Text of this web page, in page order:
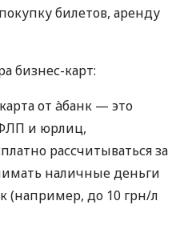
билетов, аренду
бизнес-карт:
от àбанк — это
и юрлиц,
рассчитываться за
наличные деньги
(например, до 10 грн/л